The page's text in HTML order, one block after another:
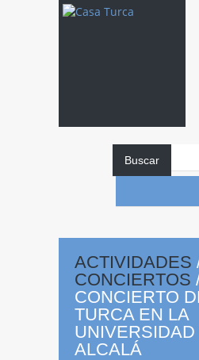
Buscar
ACTIVIDADES
CONCIERTOS
CONCIERTO
TURCA EN LA
UNIVERSIDAD
ALCALÁ